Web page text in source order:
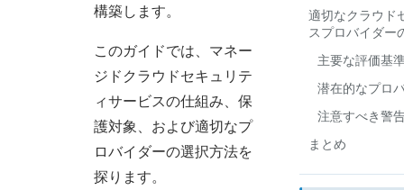
構築します。
このガイドでは、マネー
ジドクラウドセキュリテ
ィサービスの仕組み、保
護対象、および適切なプ
ロバイダーの選択方法を
探ります。
適切なクラウド
スプロバイダー
主要な評価基
潜在的なプロ
注意すべき警
まとめ